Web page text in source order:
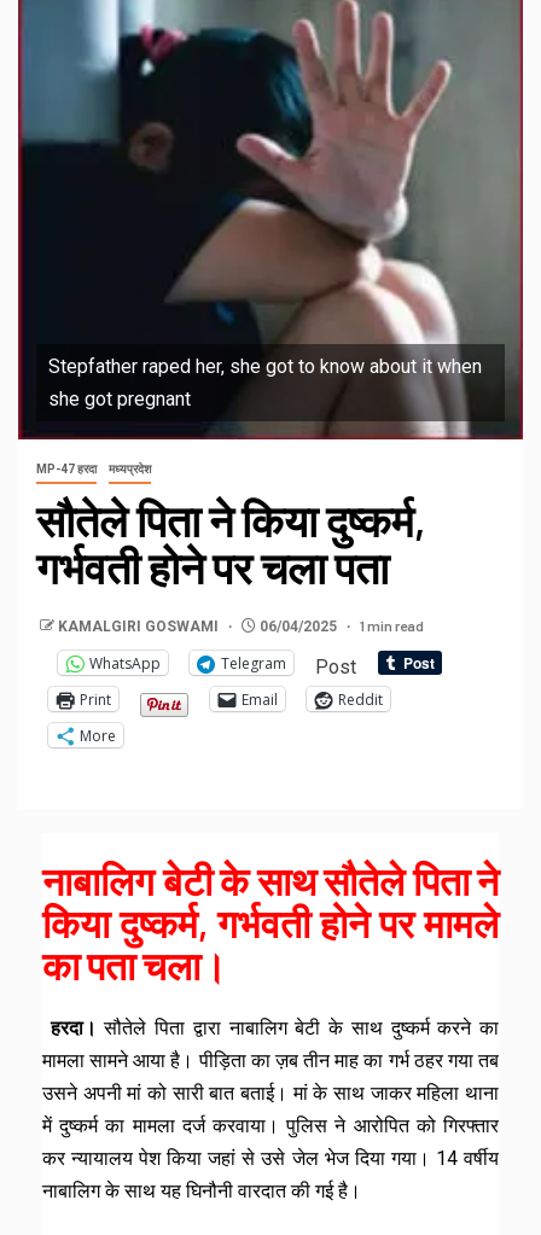
Stepfather raped her, she got to know about it when
she got pregnant
MP-47 हरदा मध्यप्रदेश
सौतेले पिता ने किया दुष्कर्म,
गर्भवती होने पर चला पता
KAMALGIRI GOSWAMI 06/04/2025 1 min read
WhatsApp Telegram Post
Print Email
Reddit
More
नाबालिग बेटी के साथ सौतेले पिता ने
किया दुष्कर्म, गर्भवती होने पर मामले
का पता चला।
हरदा।सौतेले पिता द्वारा नाबालिग बेटी के साथ दुष्कर्म करने का
मामला सामने आया है। पीड़िता का ज़ब तीन माह का गर्भ ठहर गया तब
उसने अपनी मां को सारी बात बताई। मां के साथ जाकर महिला थाना
में दुष्कर्म का मामला दर्ज करवाया। पुलिस ने आरोपित को गिरफ्तार
कर न्यायालय पेश किया जहां से उसे जेल भेज दिया गया। 14 वर्षीय
नाबालिग के साथ यह घिनौनी वारदात की गई है।